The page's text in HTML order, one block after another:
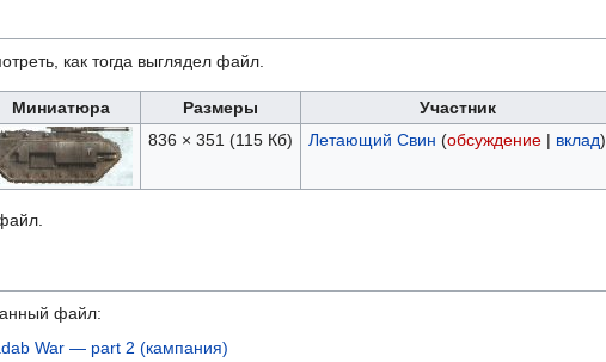
как тогда выглядел файл.
Миниатюра Размеры Участник
836 × 351 (115 Кб) Летающий Свин (обсуждение| вклад)
файл:
War — part 2 (кампания)